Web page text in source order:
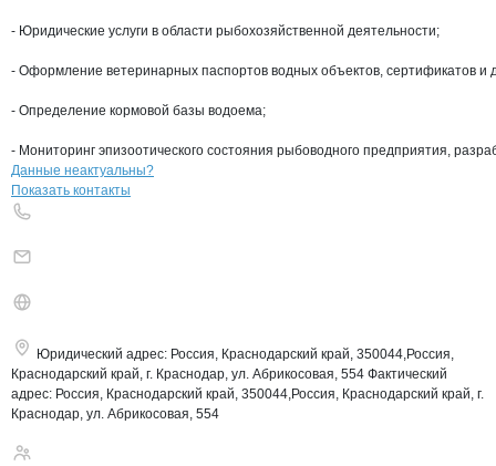
- Юридические услуги в области рыбохозяйственной деятельности;
- Оформление ветеринарных паспортов водных объектов, сертификатов и
- Определение кормовой базы водоема;
- Мониторинг эпизоотического состояния рыбоводного предприятия,
Контактыкомпании
+7(800)000-00-..
Данные неактуальны?
Показать контакты
Юридический адрес: Россия, Краснодарский край, 350044,Россия,
Краснодарский край, г. Краснодар, ул. Абрикосовая, 554 Фактический
адрес: Россия, Краснодарский край, 350044,Россия, Краснодарский край, г.
Краснодар, ул. Абрикосовая, 554